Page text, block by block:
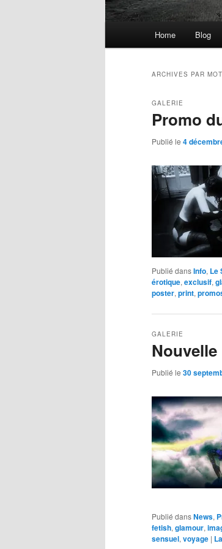
Home Blog
ARCHIVES PAR
Promo
GALERIE
Publié le 4
Publié dansInfo, Le
érotique, exclusif,
poster, print,
GALERIE
Publié le 30
Publié dansNews,
fetish, glamour,
sensuel, voyage |